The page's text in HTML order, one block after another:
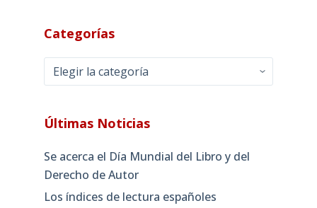
Categorías
Categorías
Últimas Noticias
Se acerca el Día Mundial del Libro y del
Derecho de Autor
Los índices de lectura españoles